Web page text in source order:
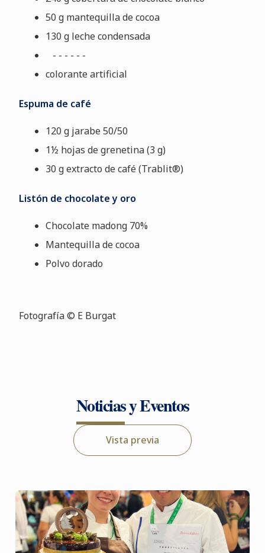
50 g mantequilla de cocoa
130 g leche condensada
- - - - - -
colorante artificial
Espuma de café
120 g jarabe 50/50
1½ hojas de grenetina (3 g)
30 g extracto de café (Trablit®)
Listón de chocolate y oro
Chocolate madong 70%
Mantequilla de cocoa
Polvo dorado
Fotografía © E Burgat
Noticias y Eventos
Vista previa